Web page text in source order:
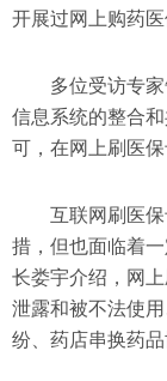
开展过网上购药医
多位受访专
信息系统的整合
可，在网上刷医
互联网刷医
措，但也面临着
长娄宇介绍，网
泄露和被不法使
纷、药店串换药